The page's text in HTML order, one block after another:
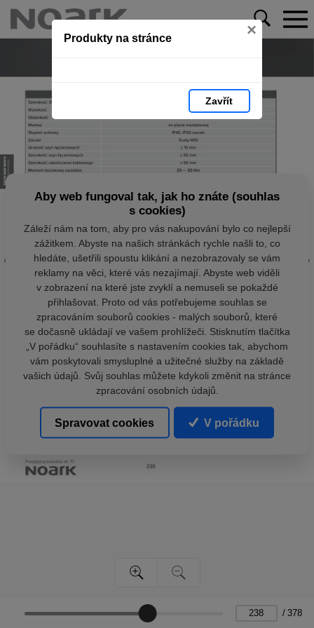
Produkty na stránce ×
Zavřít
/ 378
Aby web fungoval tak, jak ho znáte (souhlas
s cookies)
Záleží nám na tom, aby pro vás nakupování bylo co nejlepší
zážitkem. Abyste na našich stránkách rychle našli to, co
hledáte, ušetřili spoustu klikání a nezobrazovaly se vám
reklamy na věci, které vás nezajímají. Abyste web viděli
v zobrazení na které jste zvyklí a nemuseli se pokaždé
přihlašovat. Proto od vás potřebujeme souhlas se
zpracováním souborů cookies - malých souborů, které
se dočasně ukládají ve vašem prohlížeči. Stisknutím tlačítka
„V pořádku“ souhlasíte s nastavením cookies tak, abychom
vám poskytovali smysluplné a užitečné služby na základě
vašich údajů. Svůj souhlas můžete kdykoli změnit na stránce
zpracování osobních údajů.
Spravovat cookies V pořádku